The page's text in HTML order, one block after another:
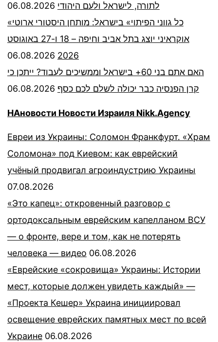
לתורה, לישראל ולעם היהודי 06.08.2026
«כל גווני הפיתוי» בישראל: מותחן היסטורי ארוטי
אוקראיני יוצג בתל אביב וחיפה – 18 ו-27 באוגוסט
2026
06.08.2026
האם אתם בני 60+ בישראל וממשיכים לעבוד? ייתכן כי
קרן הפנסיה כבר יכולה לשלם לכם כסף 06.08.2026
НАновости Новости Израиля Nikk.Agency
Евреи из Украины: Соломон Франкфурт. «Храм
Соломона» под Киевом: как еврейский
учёный продвигал агроиндустрию Украины
07.08.2026
«Это капец»: откровенный разговор с
ортодоксальным еврейским капелланом ВСУ
— о фронте, вере и том, как не потерять
человека — видео 06.08.2026
«Еврейские «сокровища» Украины: Истории
мест, которые должен увидеть каждый» —
«Проекта Кешер» Украина инициировал
освещение еврейских памятных мест по всей
Украине 06.08.2026